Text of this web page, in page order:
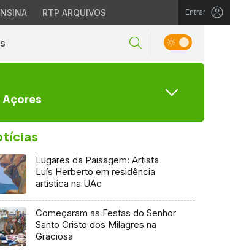
RTP ARQUIVOS Entrar
Açores
Lugares da Paisagem: Artista
Luís Herberto em residência
artística na UAc
Começaram as Festas do Senhor
Santo Cristo dos Milagres na
Graciosa